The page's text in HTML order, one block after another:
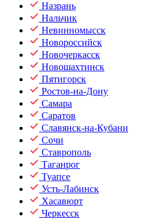
Назрань
Нальчик
Невинномысск
Новороссийск
Новочеркасск
Новошахтинск
Пятигорск
Ростов-на-Дону
Самара
Саратов
Славянск-на-Кубани
Сочи
Ставрополь
Таганрог
Туапсе
Усть-Лабинск
Хасавюрт
Черкесск